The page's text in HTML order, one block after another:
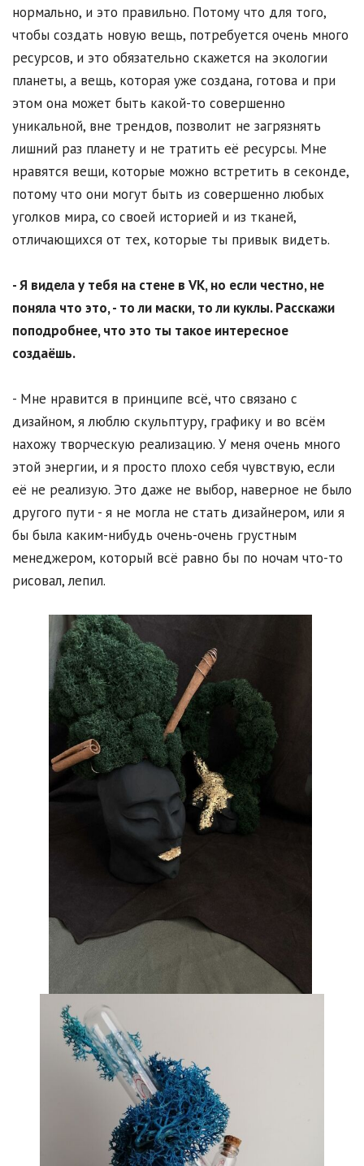
нормально, и это правильно. Потому что для того,
чтобы создать новую вещь, потребуется очень много
ресурсов, и это обязательно скажется на экологии
планеты, а вещь, которая уже создана, готова и при
этом она может быть какой-то совершенно
уникальной, вне трендов, позволит не загрязнять
лишний раз планету и не тратить её ресурсы. Мне
нравятся вещи, которые можно встретить в секонде,
потому что они могут быть из совершенно любых
уголков мира, со своей историей и из тканей,
отличающихся от тех, которые ты привык видеть.
- Я видела у тебя на стене в VK, но если честно, не
поняла что это, - то ли маски, то ли куклы. Расскажи
поподробнее, что это ты такое интересное
создаёшь.
- Мне нравится в принципе всё, что связано с
дизайном, я люблю скульптуру, графику и во всём
нахожу творческую реализацию. У меня очень много
этой энергии, и я просто плохо себя чувствую, если
её не реализую. Это даже не выбор, наверное не было
другого пути - я не могла не стать дизайнером, или я
бы была каким-нибудь очень-очень грустным
менеджером, который всё равно бы по ночам что-то
рисовал, лепил.